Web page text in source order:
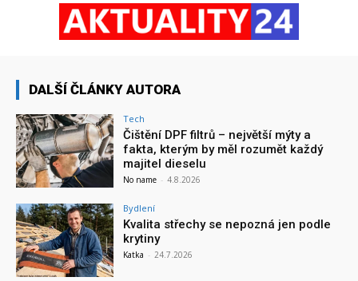
DALŠÍ ČLÁNKY AUTORA
Tech
Čištění DPF filtrů – největší mýty a
fakta, kterým by měl rozumět každý
majitel dieselu
No name - 4.8.2026
Bydlení
Kvalita střechy se nepozná jen podle
krytiny
Katka - 24.7.2026